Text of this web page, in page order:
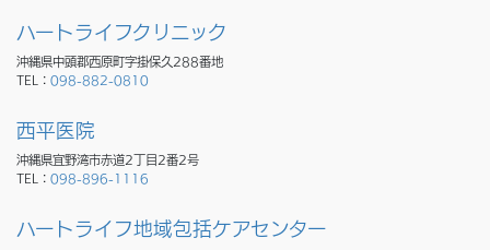
ハートライフクリニック
沖縄県中頭郡西原町字掛保久288番地
TEL： 098-882-0810
西平医院
沖縄県宜野湾市赤道2丁目2番2号
TEL： 098-896-1116
ハートライフ地域包括ケアセンター